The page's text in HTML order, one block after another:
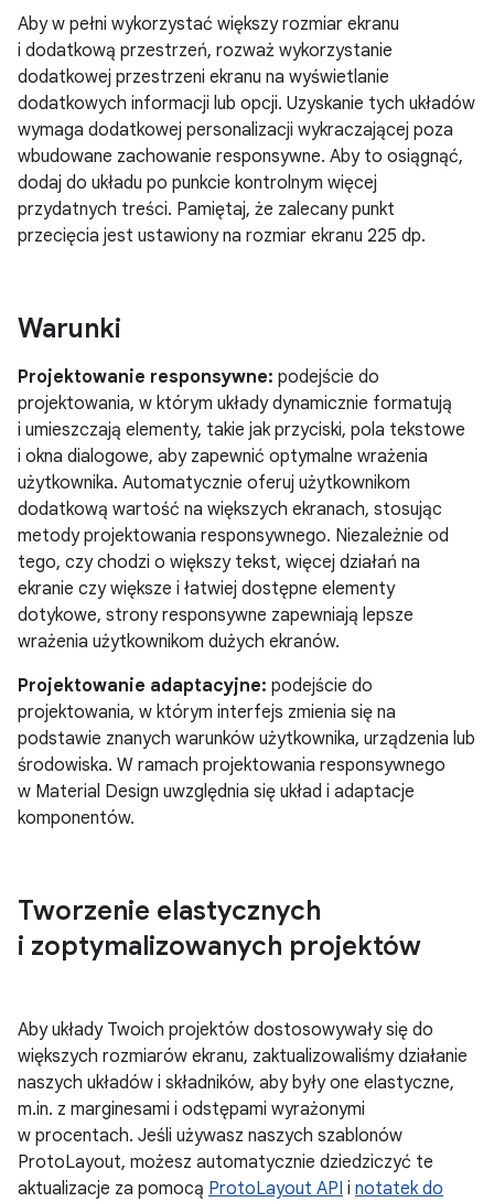
Aby w pełni wykorzystać większy rozmiar ekranu
i dodatkową przestrzeń, rozważ wykorzystanie
dodatkowej przestrzeni ekranu na wyświetlanie
dodatkowych informacji lub opcji. Uzyskanie tych układów
wymaga dodatkowej personalizacji wykraczającej poza
wbudowane zachowanie responsywne. Aby to osiągnąć,
dodaj do układu po punkcie kontrolnym więcej
przydatnych treści. Pamiętaj, że zalecany punkt
przecięcia jest ustawiony na rozmiar ekranu 225 dp.
Warunki
Projektowanie responsywne: podejście do
projektowania, w którym układy dynamicznie formatują
i umieszczają elementy, takie jak przyciski, pola tekstowe
i okna dialogowe, aby zapewnić optymalne wrażenia
użytkownika. Automatycznie oferuj użytkownikom
dodatkową wartość na większych ekranach, stosując
metody projektowania responsywnego. Niezależnie od
tego, czy chodzi o większy tekst, więcej działań na
ekranie czy większe i łatwiej dostępne elementy
dotykowe, strony responsywne zapewniają lepsze
wrażenia użytkownikom dużych ekranów.
Projektowanie adaptacyjne: podejście do
projektowania, w którym interfejs zmienia się na
podstawie znanych warunków użytkownika, urządzenia lub
środowiska. W ramach projektowania responsywnego
w Material Design uwzględnia się układ i adaptacje
komponentów.
Tworzenie elastycznych
i zoptymalizowanych projektów
Aby układy Twoich projektów dostosowywały się do
większych rozmiarów ekranu, zaktualizowaliśmy działanie
naszych układów i składników, aby były one elastyczne,
m.in. z marginesami i odstępami wyrażonymi
w procentach. Jeśli używasz naszych szablonów
ProtoLayout, możesz automatycznie dziedziczyć te
aktualizacje za pomocą ProtoLayout API i notatek do